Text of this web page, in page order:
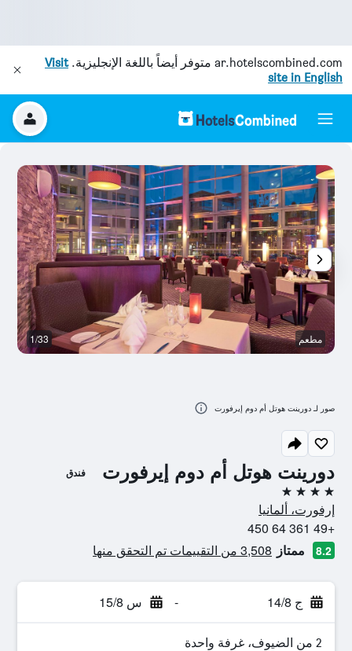
ar.hotelscombined.com متوفر أيضاً باللغة الإنجليزية.Visit
site in English
دورينت هوتل أم دوم إيرفورت فندق
4 نجوم
إرفورت، ألمانيا
+49 361 64 450
8.2 ممتاز 3,508 من التقييمات تم التحقق منها
ج 14/8 - س 15/8
2 من الضيوف، غرفة واحدة
مطعم 1/33
صور لـ دورينت هوتل أم دوم إيرفورت